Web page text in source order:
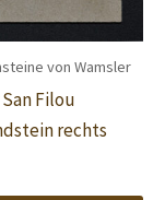
von Wamsler
Filou
rechts